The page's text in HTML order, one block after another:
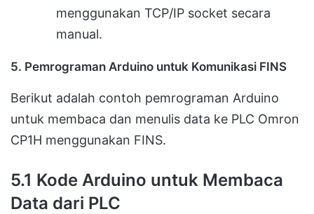
menggunakan TCP/IP socket secara
manual.
5. Pemrograman Arduino untuk Komunikasi FINS
Berikut adalah contoh pemrograman Arduino
untuk membaca dan menulis data ke PLC Omron
CP1H menggunakan FINS.
5.1 Kode Arduino untuk Membaca
Data dari PLC